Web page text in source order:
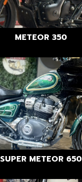
METEOR 350
SUPER METEOR 650